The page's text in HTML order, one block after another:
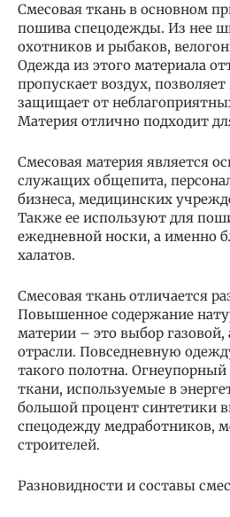
Смесовая ткань в основном
пошива спецодежды. Из нее
охотников и рыбаков,
Одежда из этого материала
пропускает воздух,
защищает от
Материя отлично подходит
Смесовая материя является
служащих общепита,
бизнеса, медицинских
Также ее используют для
ежедневной носки, а именно
халатов.
Смесовая ткань отличается
Повышенное содержание
материи – это выбор
отрасли. Повседневную
такого полотна.
ткани, используемые в
большой процент синтетики
спецодежду медработников,
строителей.
Разновидности и составы